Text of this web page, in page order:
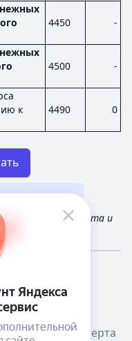
4450 -
4500 -
к
4490 0
отчетность
Росстата и
России
сервисе
Оферта